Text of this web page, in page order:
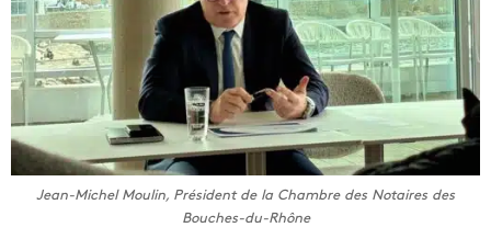
Jean-Michel Moulin, Président de la Chambre des Notaires des
Bouches-du-Rhône